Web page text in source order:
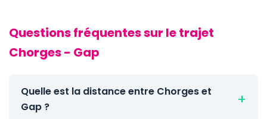
Questions fréquentes sur le trajet
Chorges - Gap
Quelle est la distance entre Chorges et
Gap ?